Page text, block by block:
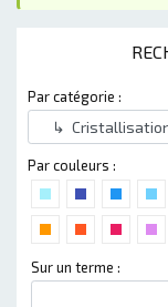
Par catégorie :
Par couleurs :
Sur un terme :